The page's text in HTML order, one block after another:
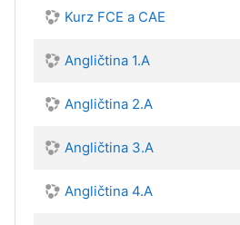
Kurz FCE a CAE
Angličtina 1.A
Angličtina 2.A
Angličtina 3.A
Angličtina 4.A